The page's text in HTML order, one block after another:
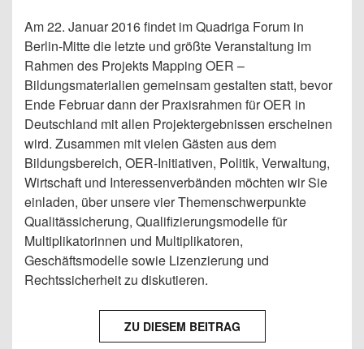
Am 22. Januar 2016 findet im Quadriga Forum in
Berlin-Mitte die letzte und größte Veranstaltung im
Rahmen des Projekts Mapping OER –
Bildungsmaterialien gemeinsam gestalten statt, bevor
Ende Februar dann der Praxisrahmen für OER in
Deutschland mit allen Projektergebnissen erscheinen
wird. Zusammen mit vielen Gästen aus dem
Bildungsbereich, OER-Initiativen, Politik, Verwaltung,
Wirtschaft und Interessenverbänden möchten wir Sie
einladen, über unsere vier Themenschwerpunkte
Qualitässicherung, Qualifizierungsmodelle für
Multiplikatorinnen und Multiplikatoren,
Geschäftsmodelle sowie Lizenzierung und
Rechtssicherheit zu diskutieren.
ZU DIESEM BEITRAG